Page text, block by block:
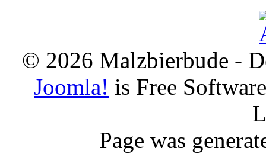
© 2026 Malzbierbude -
Joomla! is Free
Page was